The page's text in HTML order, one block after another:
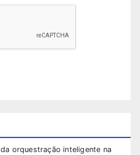
orquestração inteligente na